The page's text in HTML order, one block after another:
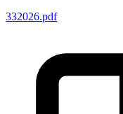
332026.pdf